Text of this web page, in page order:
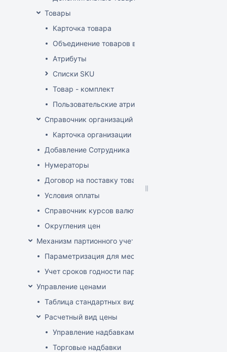
Товары
Карточка товара
Объединение товаров в один (Слияние товаров)
Атрибуты
Списки SKU
Товар - комплект
Пользовательские атрибуты
Справочник организаций
Карточка организации
Добавление Сотрудника
Нумераторы
Договор на поставку товаров (форма)
Условия оплаты
Справочник курсов валют
Округления цен
Механизм партионного учета
Параметризация для места хранения механизма
Учет сроков годности партий
Управление ценами
Таблица стандартных видов цен
Расчетный вид цены
Управление надбавками
Торговые надбавки